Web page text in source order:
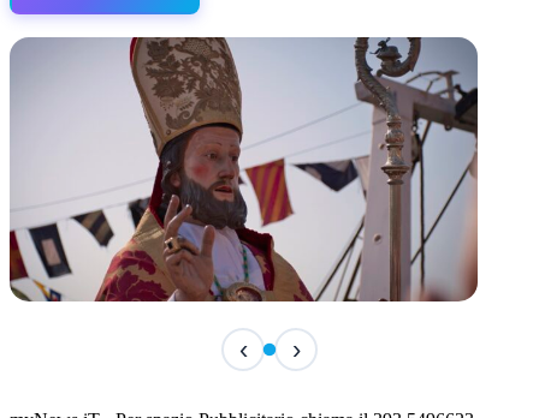
San Basso 2026 - il programma delle feste
‹ ›